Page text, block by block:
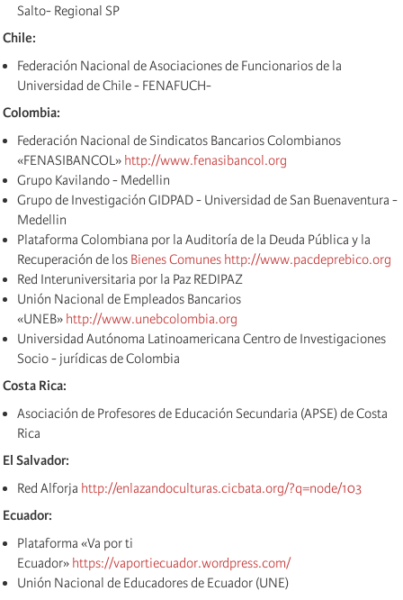
Salto- Regional SP
Chile:
Federación Nacional de Asociaciones de Funcionarios de la
Universidad de Chile - FENAFUCH-
Colombia:
Federación Nacional de Sindicatos Bancarios Colombianos
«FENASIBANCOL» http://www.fenasibancol.org
Grupo Kavilando - Medellin
Grupo de Investigación GIDPAD - Universidad de San Buenaventura -
Medellin
Plataforma Colombiana por la Auditoría de la Deuda Pública y la
Recuperación de los Bienes Comunes http://www.pacdeprebico.org
Red Interuniversitaria por la Paz REDIPAZ
Unión Nacional de Empleados Bancarios
«UNEB» http://www.unebcolombia.org
Universidad Autónoma Latinoamericana Centro de Investigaciones
Socio - jurídicas de Colombia
Costa Rica:
Asociación de Profesores de Educación Secundaria (APSE) de Costa
Rica
El Salvador:
Red Alforja http://enlazandoculturas.cicbata.org/?q=node/103
Ecuador:
Plataforma «Va por ti
Ecuador» https://vaportiecuador.wordpress.com/
Unión Nacional de Educadores de Ecuador (UNE)